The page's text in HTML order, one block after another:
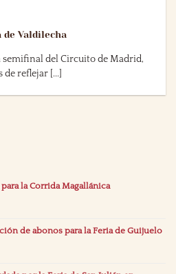
Valdilecha
semifinal del Circuito de Madrid,
reflejar [...]
la Corrida Magallánica
de abonos para la Feria de Guijuelo